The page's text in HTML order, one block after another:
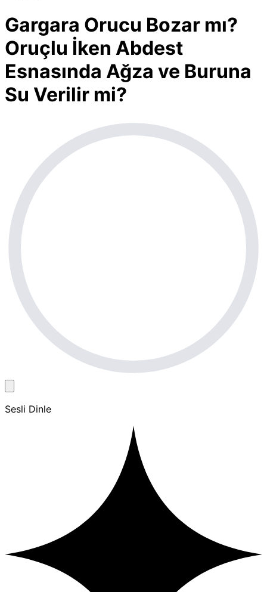
Gargara Orucu Bozar mı?
Oruçlu İken Abdest
Esnasında Ağza ve Buruna
Su Verilir mi?
Sesli Dinle